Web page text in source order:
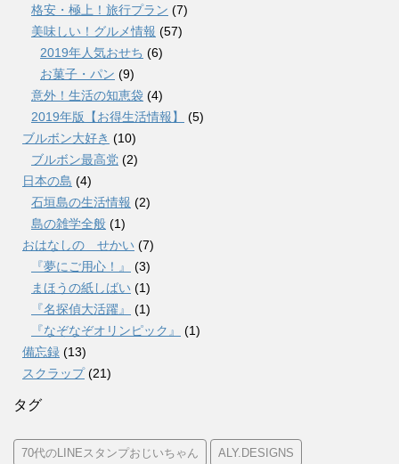
格安・極上！旅行プラン (7)
美味しい！グルメ情報 (57)
2019年人気おせち (6)
お菓子・パン (9)
意外！生活の知恵袋 (4)
2019年版【お得生活情報】
(5)
ブルボン大好き (10)
ブルボン最高党 (2)
日本の島 (4)
石垣島の生活情報 (2)
島の雑学全般 (1)
おはなしの せかい (7)
『夢にご用心！』
(3)
まほうの紙しばい (1)
『名探偵大活躍』
(1)
『なぞなぞオリンピック』
(1)
備忘録 (13)
スクラップ(21)
タグ
70代のLINEスタンプおじいちゃん ALY.DESIGNS